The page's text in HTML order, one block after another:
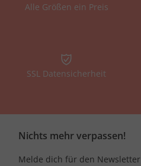
Alle Größen ein Preis
SSL Datensicherheit
Nichts mehr verpassen!
Melde dich für den